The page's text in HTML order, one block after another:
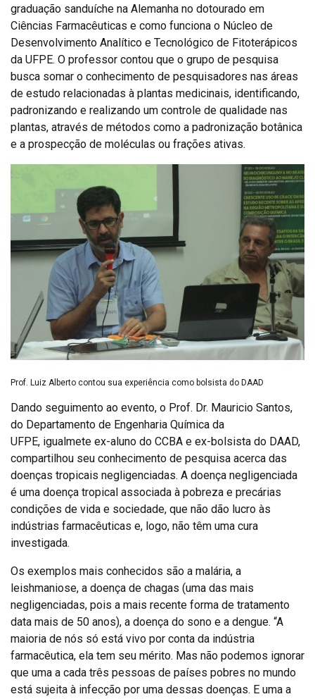
graduação sanduíche na Alemanha no dotourado em
Ciências Farmacêuticas e como funciona o Núcleo de
Desenvolvimento Analítico e Tecnológico de Fitoterápicos
da UFPE. O professor contou que o grupo de pesquisa
busca somar o conhecimento de pesquisadores nas áreas
de estudo relacionadas à plantas medicinais, identificando,
padronizando e realizando um controle de qualidade nas
plantas, através de métodos como a padronização botânica
e a prospecção de moléculas ou frações ativas.
Prof. Luiz Alberto contou sua experiência como bolsista do DAAD
Dando seguimento ao evento, o Prof. Dr. Mauricio Santos,
do Departamento de Engenharia Química da
UFPE, igualmete ex-aluno do CCBA e ex-bolsista do DAAD,
compartilhou seu conhecimento de pesquisa acerca das
doenças tropicais negligenciadas. A doença negligenciada
é uma doença tropical associada à pobreza e precárias
condições de vida e sociedade, que não dão lucro às
indústrias farmacêuticas e, logo, não têm uma cura
investigada.
Os exemplos mais conhecidos são a malária, a
leishmaniose, a doença de chagas (uma das mais
negligenciadas, pois a mais recente forma de tratamento
data mais de 50 anos), a doença do sono e a dengue. “A
maioria de nós só está vivo por conta da indústria
farmacêutica, ela tem seu mérito. Mas não podemos ignorar
que uma a cada três pessoas de países pobres no mundo
está sujeita à infecção por uma dessas doenças. E uma a